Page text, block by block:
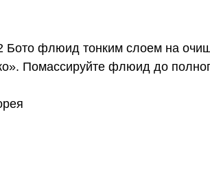
флюид тонким слоем на
Помассируйте флюид до